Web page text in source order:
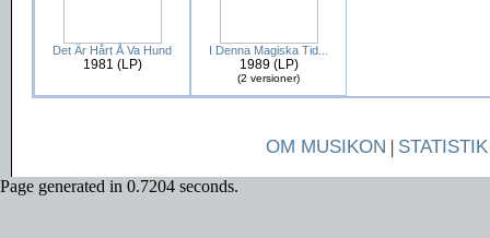
Det Är Hårt Å Va Hund
1981 (LP)
I Denna Magiska Tid...
1989 (LP)
(2 versioner)
OM MUSIKON | STATISTIK
Page generated in 0.7204 seconds.